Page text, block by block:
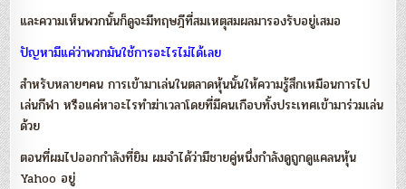
และความเห็นพวกนั้นก็ดูจะมีทฤษฎีที่สมเหตุสมผลมารองรับอยู่เสมอ
ปัญหามีแค่ว่าพวกมันใช้การอะไรไม่ได้เลย
สำหรับหลายๆคน การเข้ามาเล่นในตลาดหุ้นนั้นให้ความรู้สึกเหมือนการไป
เล่นกีฬา หรือแค่หาอะไรทำฆ่าเวลาโดยที่มีคนเกือบทั้งประเทศเข้ามาร่วมเล่น
ด้วย
ตอนที่ผมไปออกกำลังที่ยิม ผมจำได้ว่ามีชายคู่หนึ่งกำลังดูถูกดูแคลนหุ้น
Yahoo อยู่